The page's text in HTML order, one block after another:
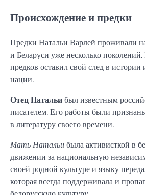
Происхождение и предки
Предки Натальи Варлей проживали
и Беларуси уже несколько
предков оставил свой след в истории
нации.
Отец Натальибыл известным
писателем. Его работы были
в литературу своего времени.
Мать Натальибыла активисткой в
движении за национальную
своей родной культуре и языку
которая всегда поддерживала и